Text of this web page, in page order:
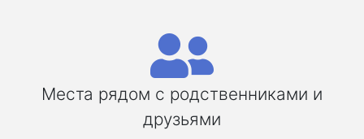
Места рядом с родственниками и
друзьями